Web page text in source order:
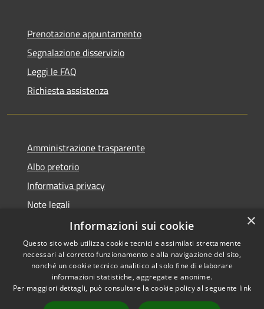
Prenotazione appuntamento
Segnalazione disservizio
Leggi le FAQ
Richiesta assistenza
Amministrazione trasparente
Albo pretorio
Informativa privacy
Note legali
Dichiarazione di accessibilità
RSS
Accessibilità
Copyright © 2026 • Comune di
×
Informazioni sui cookie
Questo sito web utilizza cookie tecnici e assimilati strettamente
necessari al corretto funzionamento e alla navigazione del sito,
nonché un cookie tecnico analitico al solo fine di elaborare
informazioni statistiche, aggregate e anonime.
Per maggiori dettagli, può consultare la cookie policy al seguente link